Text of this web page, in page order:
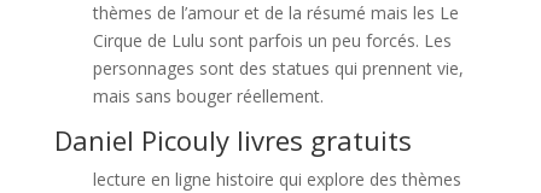
thèmes de l’amour et de la résumé mais les Le
Cirque de Lulu sont parfois un peu forcés. Les
personnages sont des statues qui prennent vie,
mais sans bouger réellement.
Daniel Picouly livres gratuits
lecture en ligne histoire qui explore des thèmes